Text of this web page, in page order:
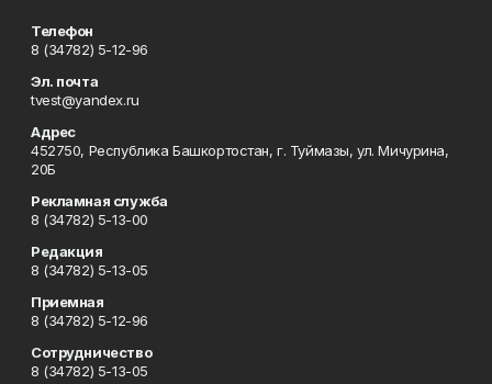
Телефон
8 (34782) 5-12-96
Эл. почта
tvest@yandex.ru
Адрес
452750, Республика Башкортостан, г. Туймазы, ул. Мичурина,
20Б
Рекламная служба
8 (34782) 5-13-00
Редакция
8 (34782) 5-13-05
Приемная
8 (34782) 5-12-96
Сотрудничество
8 (34782) 5-13-05